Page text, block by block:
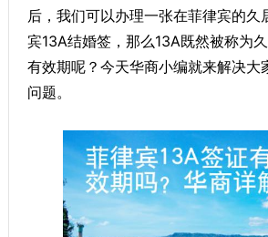
后，我们可以办理一张在菲律宾的久
宾13A结婚签，那么13A既然被称为
有效期呢？今天华商小编就来解决大
问题。